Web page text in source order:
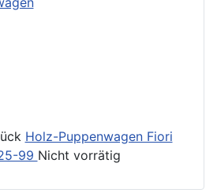
Holz-Puppenwagen Fiori
99 Nicht vorrätig